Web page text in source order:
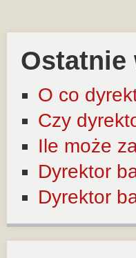
Ostatnie
O co
Czy
Ile może
Dyrektor
Dyrektor